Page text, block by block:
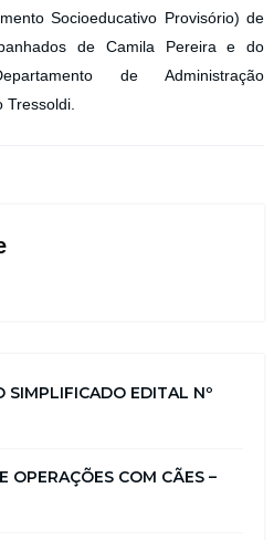
Socioeducativo Provisório) de
de Camila Pereira e do
de Administração
SIMPLIFICADO EDITAL Nº
OPERAÇÕES COM CÃES –